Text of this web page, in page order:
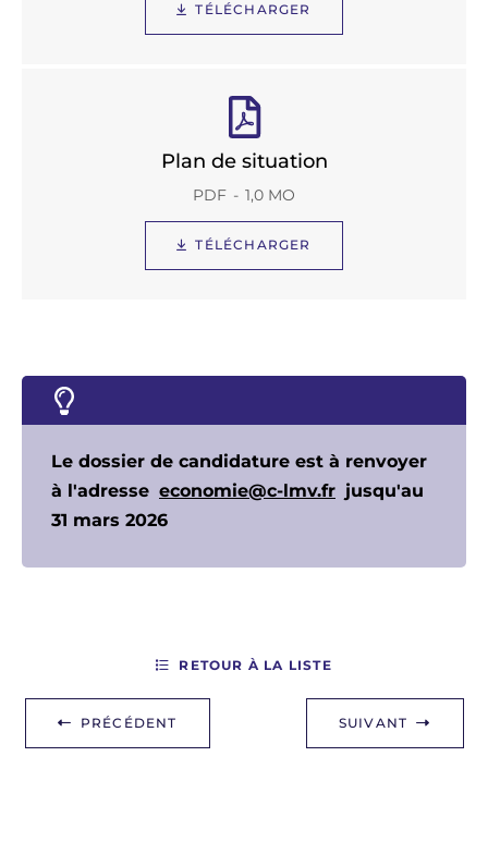
TÉLÉCHARGER
Plan de situation
PDF 1,0 MO
TÉLÉCHARGER
Le dossier de candidature est à renvoyer
à l'adresse economie@c-lmv.fr jusqu'au
31 mars 2026
PRÉCÉDENT
RETOUR À LA LISTE
SUIVANT